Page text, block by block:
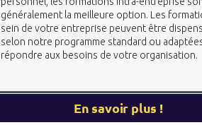
généralement la meilleure option. Les
sein de votre entreprise peuvent être
selon notre programme standard ou
répondre aux besoins de votre organisation.
En savoir plus !